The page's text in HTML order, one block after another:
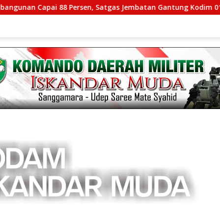
88 Persen, Satgas Jembatan Gantung Kodim 0108/Agara